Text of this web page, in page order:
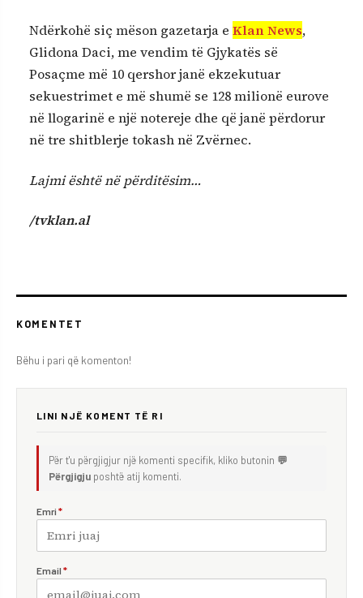
Ndërkohë siç mëson gazetarja e Klan News,
Glidona Daci, me vendim të Gjykatës së
Posaçme më 10 qershor janë ekzekutuar
sekuestrimet e më shumë se 128 milionë eurove
në llogarinë e një notereje dhe që janë përdorur
në tre shitblerje tokash në Zvërnec.
Lajmi është në përditësim…
/tvklan.al
KOMENTET
Bëhu i pari që komenton!
LINI NJË KOMENT TË RI
Për t'u përgjigjur një komenti specifik, kliko butonin 💬
Përgjigju poshtë atij komenti.
Emri *
Email *